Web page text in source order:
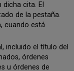
cita. El
de la pestaña.
cuando está
incluido el título del
órdenes
u órdenes de